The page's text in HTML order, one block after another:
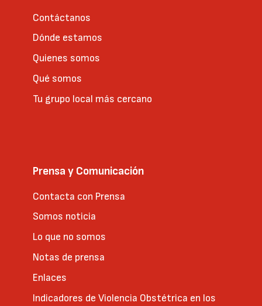
Contáctanos
Dónde estamos
Quienes somos
Qué somos
Tu grupo local más cercano
Prensa y Comunicación
Contacta con Prensa
Somos noticia
Lo que no somos
Notas de prensa
Enlaces
Indicadores de Violencia Obstétrica en los